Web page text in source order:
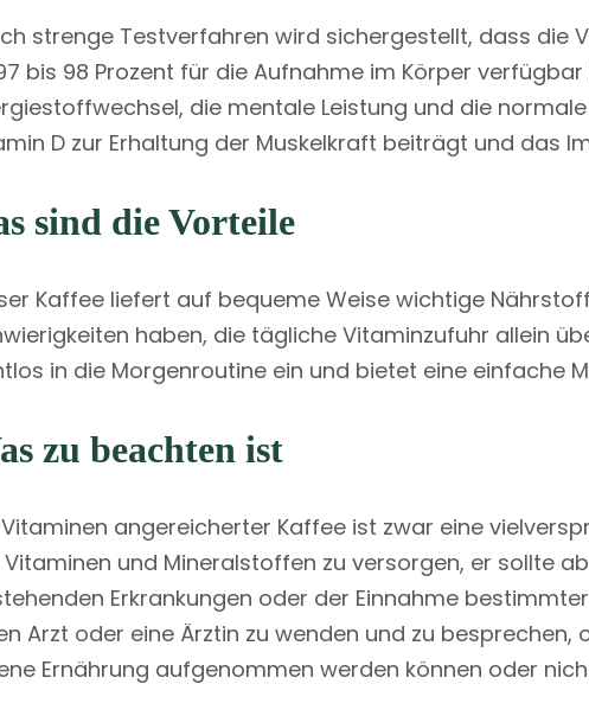
strenge Testverfahren wird sichergestellt, dass die
bis 98 Prozent für die Aufnahme im Körper
die mentale Leistung und die
D zur Erhaltung der Muskelkraft beiträgt und das
sind die Vorteile
Kaffee liefert auf bequeme Weise wichtige
haben, die tägliche Vitaminzufuhr allein
in die Morgenroutine ein und bietet eine einfache
zu beachten ist
angereicherter Kaffee ist zwar eine
und Mineralstoffen zu versorgen, er sollte
Erkrankungen oder der Einnahme
Arzt oder eine Ärztin zu wenden und zu
Ernährung aufgenommen werden können oder